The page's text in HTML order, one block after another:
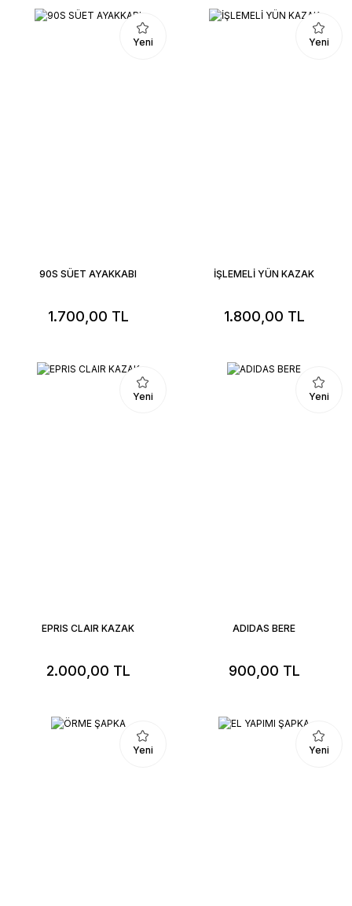
Yeni
90S SÜET AYAKKABI
1.700,00 TL
Yeni
İŞLEMELİ YÜN KAZAK
1.800,00 TL
Yeni
EPRIS CLAIR KAZAK
2.000,00 TL
Yeni
ADIDAS BERE
900,00 TL
Yeni Yeni